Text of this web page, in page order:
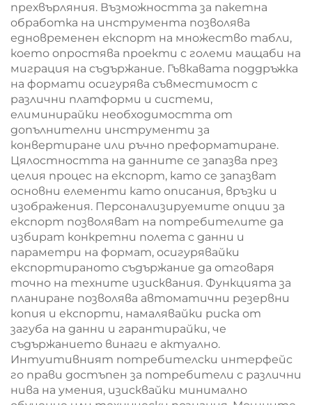
прехвърляния. Възможността за пакетна
обработка на инструмента позволява
едновременен експорт на множество табли,
което опростява проекти с големи мащаби на
миграция на съдържание. Гъвкавата поддръжка
на формати осигурява съвместимост с
различни платформи и системи,
елиминирайки необходимостта от
допълнителни инструменти за
конвертиране или ръчно преформатиране.
Цялостността на данните се запазва през
целия процес на експорт, като се запазват
основни елементи като описания, връзки и
изображения. Персонализируемите опции за
експорт позволяват на потребителите да
избират конкретни полета с данни и
параметри на формат, осигурявайки
експортираното съдържание да отговаря
точно на техните изисквания. Функцията за
планиране позволява автоматични резервни
копия и експорти, намалявайки риска от
загуба на данни и гарантирайки, че
съдържанието винаги е актуално.
Интуитивният потребителски интерфейс
го прави достъпен за потребители с различни
нива на умения, изисквайки минимално